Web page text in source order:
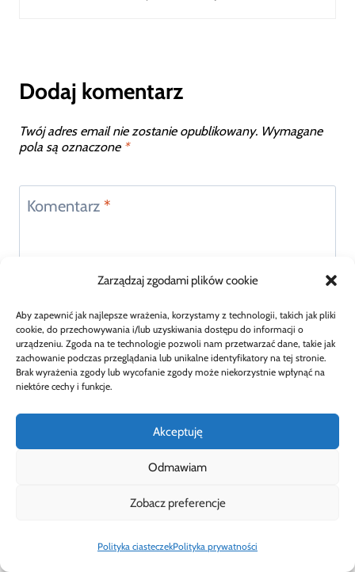
Zarządzaj zgodami plików cookie
Aby zapewnić jak najlepsze wrażenia, korzystamy z technologii, takich jak pliki
cookie, do przechowywania i/lub uzyskiwania dostępu do informacji o
urządzeniu. Zgoda na te technologie pozwoli nam przetwarzać dane, takie jak
zachowanie podczas przeglądania lub unikalne identyfikatory na tej stronie.
Brak wyrażenia zgody lub wycofanie zgody może niekorzystnie wpłynąć na
niektóre cechy i funkcje.
Akceptuję
Odmawiam
Zobacz preferencje
Polityka ciasteczekPolityka prywatności
Dodaj komentarz
Twój adres email nie zostanie opublikowany. Wymagane
pola są oznaczone *
Komentarz *